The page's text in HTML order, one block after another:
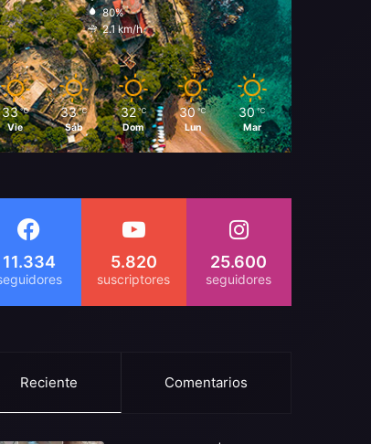
80%
2.1 km/h
33 ℃
Vie
33 ℃
Sáb
32 ℃
Dom
30 ℃
Lun
30 ℃
Mar
11.334 5.820 25.600
Reciente Comentarios